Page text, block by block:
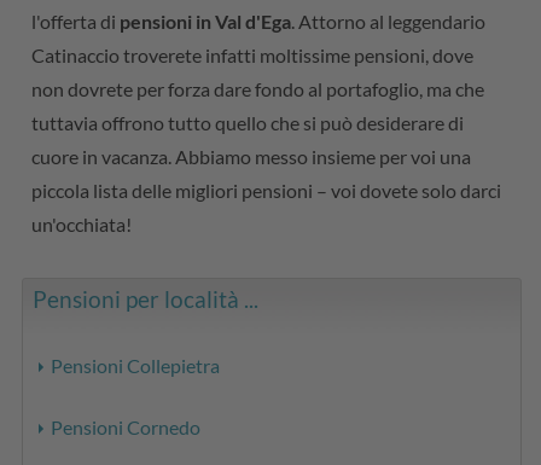
l'offerta di pensioni in Val d'Ega . Attorno al leggendario
Catinaccio troverete infatti moltissime pensioni, dove
non dovrete per forza dare fondo al portafoglio, ma che
tuttavia offrono tutto quello che si può desiderare di
cuore in vacanza. Abbiamo messo insieme per voi una
piccola lista delle migliori pensioni – voi dovete solo darci
un'occhiata!
Pensioni per località ...
Pensioni Collepietra
Pensioni Cornedo